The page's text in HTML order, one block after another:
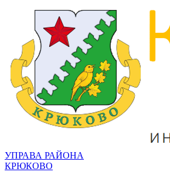
УПРАВА РАЙОНА
КРЮКОВО